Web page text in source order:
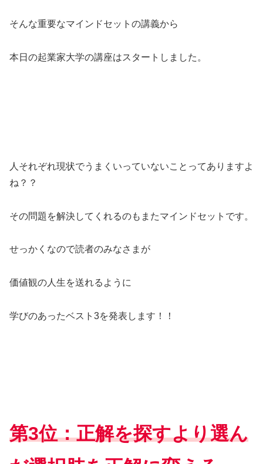
そんな重要なマインドセットの講義から
本日の起業家大学の講座はスタートしました。
人それぞれ現状でうまくいっていないことってありますよ
ね？？
その問題を解決してくれるのもまたマインドセットです。
せっかくなので読者のみなさまが
価値観の人生を送れるように
学びのあったベスト3を発表します！！
第3位：正解を探すより選ん